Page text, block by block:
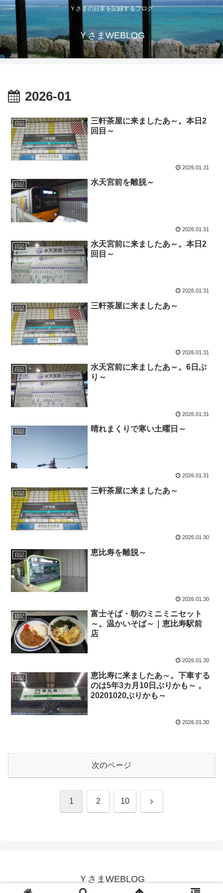
Ｙさまの日常を記録するブログ
ＹさまWEBLOG
2026-01
日記
三軒茶屋に来ましたあ～。本日2
回目～
2026.01.31
日記 水天宮前を離脱～
2026.01.31
日記
水天宮前に来ましたあ～。本日2
回目～
2026.01.31
日記 三軒茶屋に来ましたあ～
2026.01.31
日記
水天宮前に来ましたあ～。6日ぶ
り～
2026.01.31
日記 晴れまくりで寒い土曜日～
2026.01.31
日記 三軒茶屋に来ましたあ～
2026.01.30
日記 恵比寿を離脱～
2026.01.30
日記
富士そば・朝のミニミニセット
～。温かいそば～｜恵比寿駅前
店
2026.01.30
日記
恵比寿に来ましたあ～。下車する
のは5年3カ月10日ぶりかも～ 。
20201020ぶりかも～
2026.01.30
次のページ
1 2 10 次
ＹさまWEBLOG